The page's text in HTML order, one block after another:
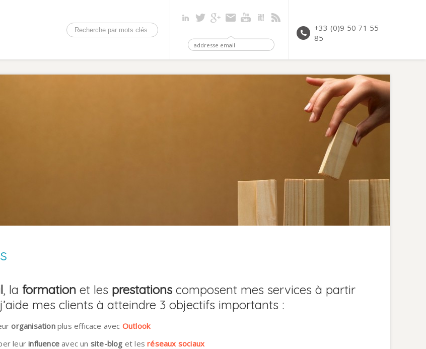
+33 (0)9 50 71 55
85
, la formation et les prestations composent mes services à partir
mes clients à atteindre 3 objectifs importants :
organisationplus efficace avec Outlook
leurinfluence avec un site-blog et lesréseaux sociaux